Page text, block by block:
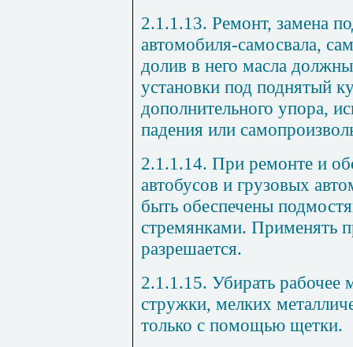
2.1.1.13. Ремонт, замена
автомобиля-самосвала,
долив в него масла
установки под поднятый
дополнительного упора,
падения или
2.1.1.14. При ремонте и
автобусов и грузовых
быть обеспечены
стремянками. Применять
разрешается.
2.1.1.15. Убирать рабочее
стружки, мелких
только с помощью щетки.